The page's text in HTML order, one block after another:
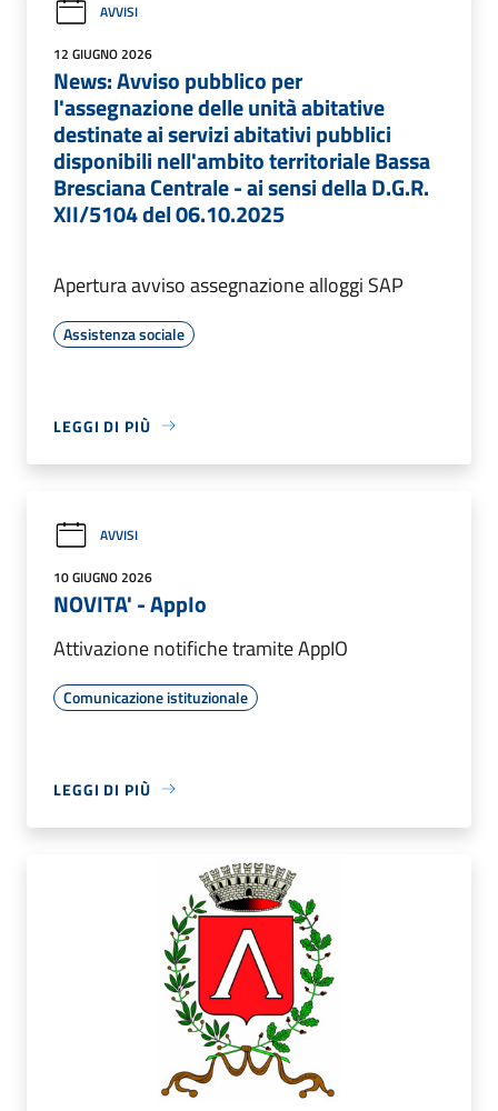
AVVISI
12 GIUGNO 2026
News: Avviso pubblico per
l'assegnazione delle unità abitative
destinate ai servizi abitativi pubblici
disponibili nell'ambito territoriale Bassa
Bresciana Centrale - ai sensi della D.G.R.
XII/5104 del 06.10.2025
Apertura avviso assegnazione alloggi SAP
Assistenza sociale
LEGGI DI PIÙ
AVVISI
10 GIUGNO 2026
NOVITA' - AppIo
Attivazione notifiche tramite AppIO
Comunicazione istituzionale
LEGGI DI PIÙ